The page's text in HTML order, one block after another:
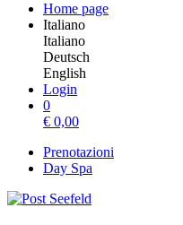
Home page
Italiano
Italiano
Deutsch
English
Login
0
€ 0,00
Prenotazioni
Day Spa